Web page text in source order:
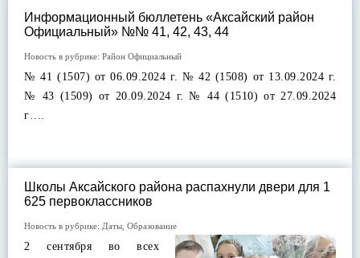
Информационный бюллетень «Аксайский район
Официальный» №№ 41, 42, 43, 44
Новость в рубрике: Район Официальный
№ 41 (1507) от 06.09.2024 г. № 42 (1508) от 13.09.2024 г.
№ 43 (1509) от 20.09.2024 г. № 44 (1510) от 27.09.2024
г….
Школы Аксайского района распахнули двери для 1
625 первоклассников
Новость в рубрике: Даты Образование
2 сентября во всех